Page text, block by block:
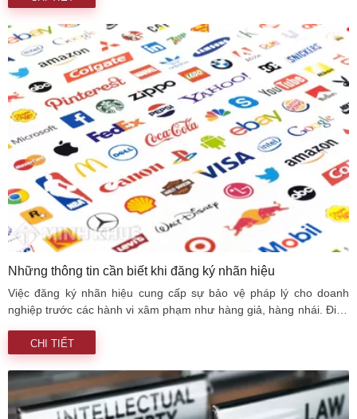
Những thông tin cần biết khi đăng ký nhãn hiệu
Việc đăng ký nhãn hiệu cung cấp sự bảo vệ pháp lý cho doanh
nghiệp trước các hành vi xâm phạm như hàng giả, hàng nhái. Điều
hiệu trên thị trường. Dưới đây là những lưu ý bạn cần nắm khi đăng
ký nhãn hiệu
CHI TIẾT